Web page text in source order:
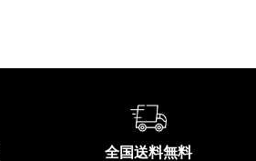
全国送料無料